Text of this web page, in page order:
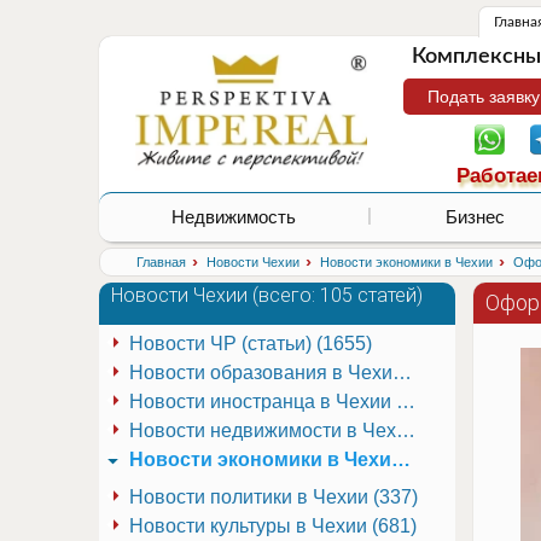
Подать
Недвижимость Бизнес
Главная › Новости Чехии › Новости экономики в Чехии ›
Новости Чехии (всего: 105 статей)
Новости иностранца в Чехии (223)
Новости культуры в Чехии (681)
Новости недвижимости в Чехии (337)
Новости образования в Чехии (251)
Новости политики в Чехии (337)
Новости ЧР (статьи) (1655)
Новости экономики в Чехии (941)